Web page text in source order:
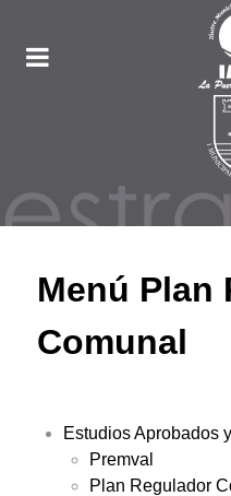
Menú Plan
Comunal
Estudios Aprobados
Premval
Plan Regulador